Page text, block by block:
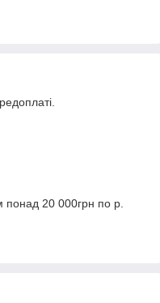
понад 20 000грн по р.